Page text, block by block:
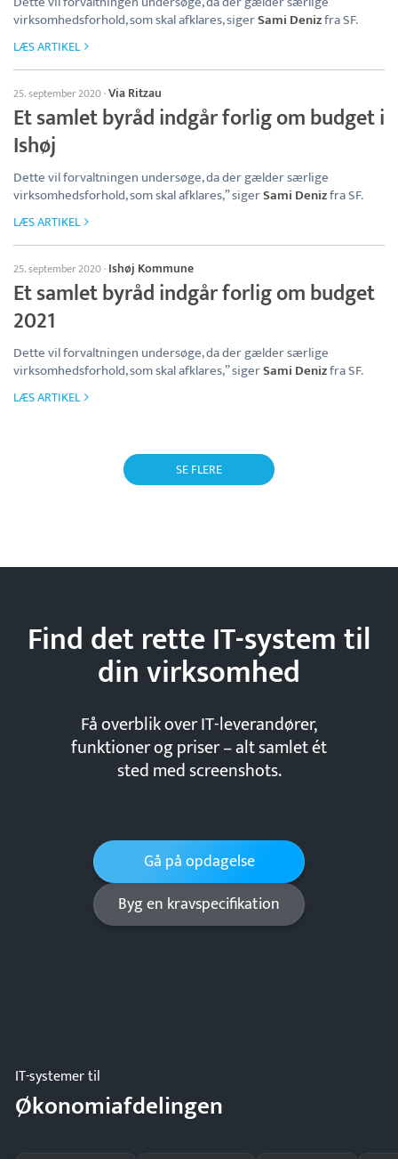
virksomhedsforhold, som skal afklares, sigerSami Denizfra SF.
LÆS ARTIKEL
25. september 2020·Via Ritzau
Et samlet byråd indgår forlig om budget i
Ishøj
Dette vil forvaltningen undersøge, da der gælder særlige
virksomhedsforhold, som skal afklares,” sigerSami Denizfra SF.
LÆS ARTIKEL
25. september 2020· Ishøj Kommune
Et samlet byråd indgår forlig om budget
2021
Dette vil forvaltningen undersøge, da der gælder særlige
virksomhedsforhold, som skal afklares,” sigerSami Denizfra SF.
LÆS ARTIKEL
SE FLERE
Find det rette IT-system til
dinvirksomhed
Få overblik over IT-leverandører,
funktioner og priser – alt samlet ét
sted med screenshots.
Gå på opdagelse
Byg en kravspecifikation
IT-systemer til
Økonomiafdelingen